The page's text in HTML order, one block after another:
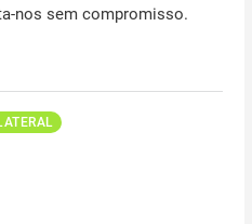
nos sem compromisso.